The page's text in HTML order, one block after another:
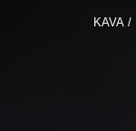
KAVA